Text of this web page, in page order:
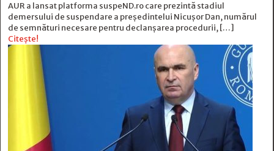
AUR a lansat platforma suspeND.ro care prezintă stadiul
demersului de suspendare a președintelui Nicușor Dan, numărul
de semnături necesare pentru declanșarea procedurii, […]
Citește!